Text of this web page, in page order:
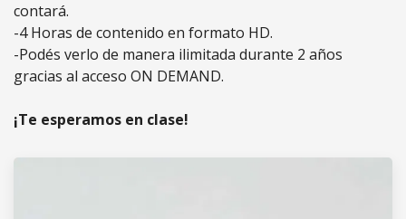
contará.
-4 Horas de contenido en formato HD.
-Podés verlo de manera ilimitada durante 2 años
gracias al acceso ON DEMAND.
¡Te esperamos en clase!